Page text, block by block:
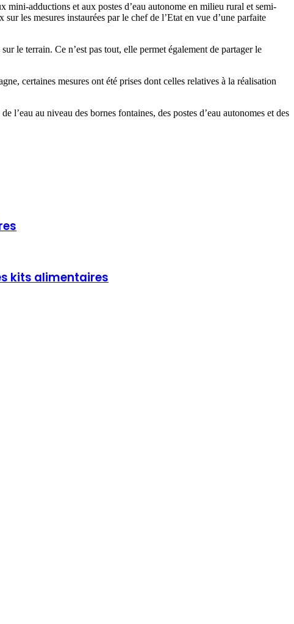
adductions et aux postes d’eau autonome en milieu rural et semi-
les mesures instaurées par le chef de l’Etat en vue d’une parfaite
le terrain. Ce n’est pas tout, elle permet également de partager le
certaines mesures ont été prises dont celles relatives à la réalisation
au niveau des bornes fontaines, des postes d’eau autonomes et des
kits alimentaires